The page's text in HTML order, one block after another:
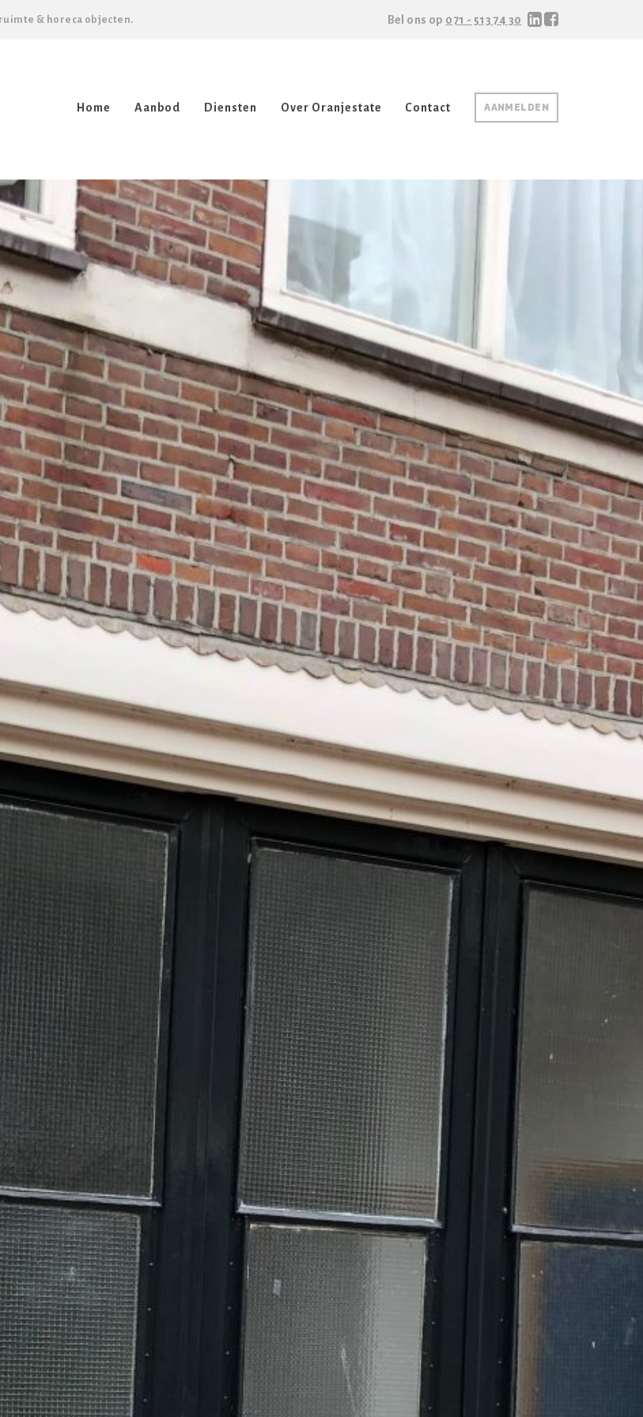
& horeca objecten. Bel ons op 071 - 513 74 30
AANMELDEN
Home Aanbod Diensten Over Oranjestate Contact